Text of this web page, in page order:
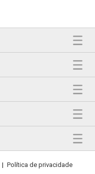
| Política de privacidade